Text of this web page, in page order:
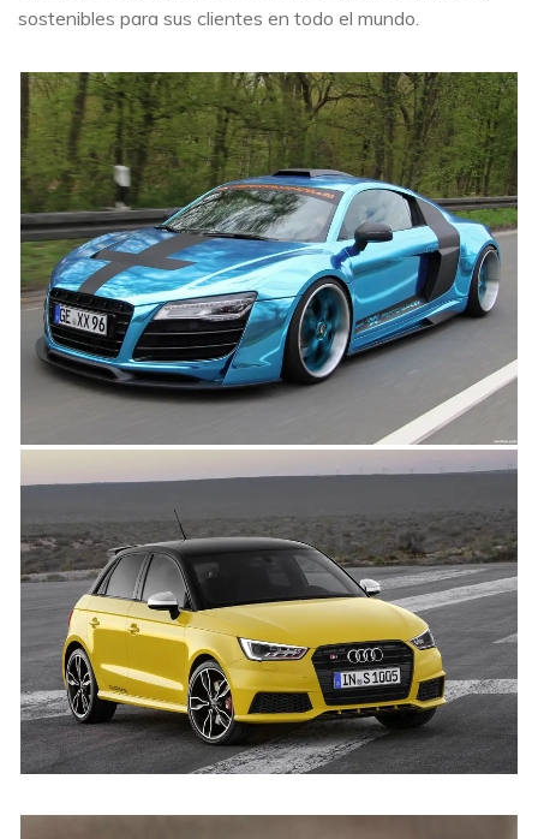
sostenibles para sus clientes en todo el mundo.